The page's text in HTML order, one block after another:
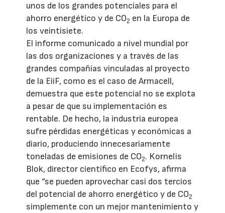
unos de los grandes potenciales para el
ahorro energético y de CO2 en la Europa de
los veintisiete.
El informe comunicado a nivel mundial por
las dos organizaciones y a través de las
grandes compañías vinculadas al proyecto
de la EiiF, como es el caso de Armacell,
demuestra que este potencial no se explota
a pesar de que su implementación es
rentable. De hecho, la industria europea
sufre pérdidas energéticas y económicas a
diario, produciendo innecesariamente
toneladas de emisiones de CO2. Kornelis
Blok, director científico en Ecofys, afirma
que “se pueden aprovechar casi dos tercios
del potencial de ahorro energético y de CO2
simplemente con un mejor mantenimiento y